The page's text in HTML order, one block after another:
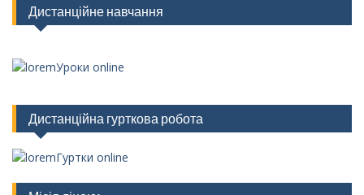
Дистанційне навчання
Уроки online
Дистанційна гурткова робота
Гуртки online